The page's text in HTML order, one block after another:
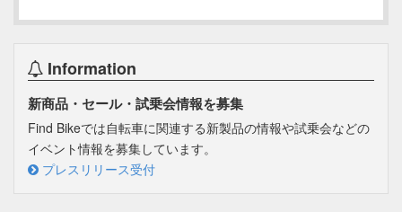
Information
新商品・セール・試乗会情報を募集
Find Bikeでは自転車に関連する新製品の情報や試乗会などの
イベント情報を募集しています。
プレスリリース受付